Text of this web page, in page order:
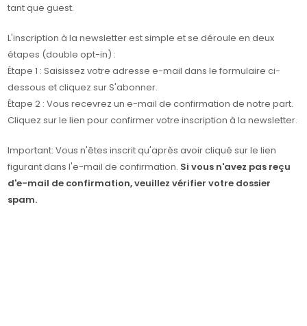
tant que guest.
L'inscription à la newsletter est simple et se déroule en deux
étapes (double opt-in) :
Étape 1 : Saisissez votre adresse e-mail dans le formulaire ci-
dessous et cliquez sur S'abonner.
Étape 2 : Vous recevrez un e-mail de confirmation de notre part.
Cliquez sur le lien pour confirmer votre inscription à la newsletter.
Important: Vous n'êtes inscrit qu'après avoir cliqué sur le lien
figurant dans l'e-mail de confirmation. Si vous n'avez pas reçu
d'e-mail de confirmation, veuillez vérifier votre dossier
spam.